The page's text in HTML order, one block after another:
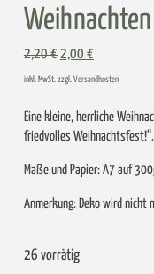
Weihnachten
2,20€Ursprünglicher
Preis
2,20 €
2,00 €Aktueller
Preis
2,00 €.
inkl. MwSt. zzgl. Versandkosten
Eine kleine, herrliche
friedvolles
Maße und Papier: A7 auf
Anmerkung: Deko wird nicht
26 vorrätig